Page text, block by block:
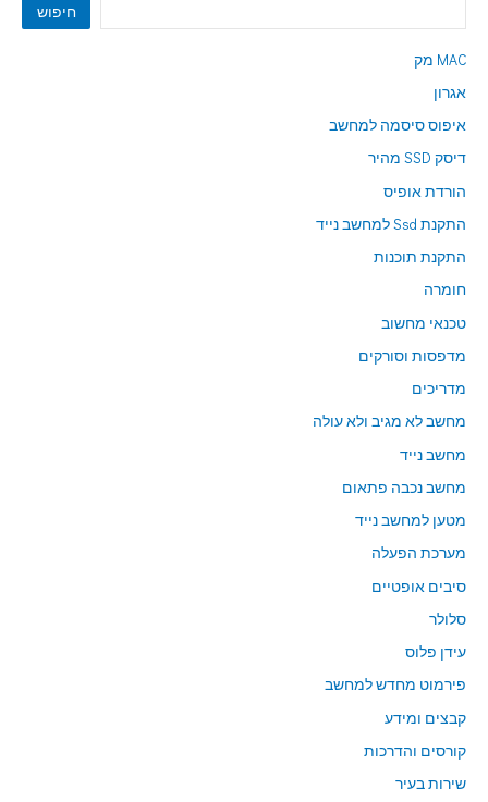
חיפוש
MAC מק
אגרון
איפוס סיסמה למחשב
דיסק SSD מהיר
הורדת אופיס
התקנת Ssd למחשב נייד
התקנת תוכנות
חומרה
טכנאי מחשוב
מדפסות וסורקים
מדריכים
מחשב לא מגיב ולא עולה
מחשב נייד
מחשב נכבה פתאום
מטען למחשב נייד
מערכת הפעלה
סיבים אופטיים
סלולר
עידן פלוס
פירמוט מחדש למחשב
קבצים ומידע
קורסים והדרכות
שירות בעיר